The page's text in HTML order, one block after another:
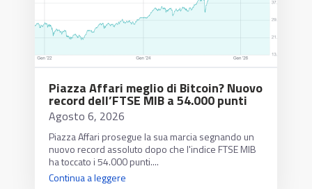
Piazza Affari meglio di Bitcoin? Nuovo
record dell’FTSE MIB a 54.000 punti
Agosto 6, 2026
Piazza Affari prosegue la sua marcia segnando un
nuovo record assoluto dopo che l'indice FTSE MIB
ha toccato i 54.000 punti....
Continua a leggere